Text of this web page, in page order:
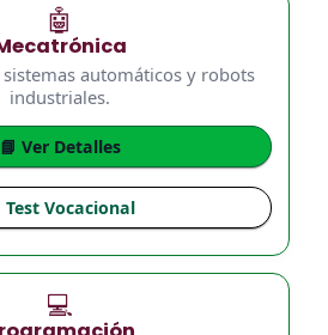
🤖
automáticos y robots
industriales.
📘 Ver Detalles
Test Vocacional
💻